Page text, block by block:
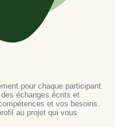
pour chaque participant.
échanges écrits et
et vos besoins.
au projet qui vous